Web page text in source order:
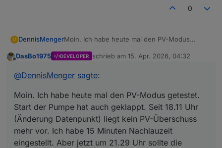
0
D DennisMengerMoin. Ich habe heute mal den PV-Modus
Seit 18.11 Uhr (Änderung Datenpunkt) liegt kein
Nachlauzeit eingestellt. Aber jetzt um 21.29 Uhr
DasBo1975 DEVELOPER schrieb am 15. Apr. 2026, 04:32
zuletzt editiert von
@DennisMenger sagte:
Moin. Ich habe heute mal den PV-Modus getestet.
Start der Pumpe hat auch geklappt. Seit 18.11 Uhr
(Änderung Datenpunkt) liegt kein PV-Überschuss
mehr vor. Ich habe 15 Minuten Nachlauzeit
eingestellt. Aber jetzt um 21.29 Uhr sollte die